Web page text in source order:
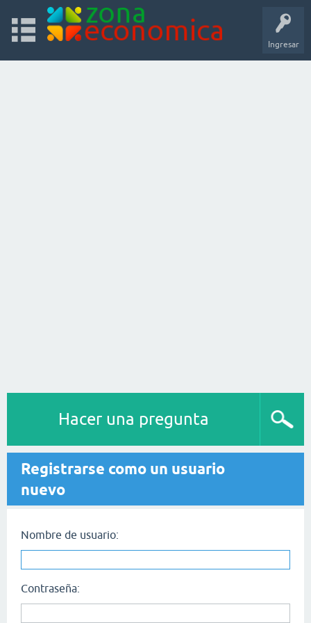
Ingresar
Hacer una pregunta
Registrarse como un usuario
nuevo
Nombre de usuario:
Contraseña: